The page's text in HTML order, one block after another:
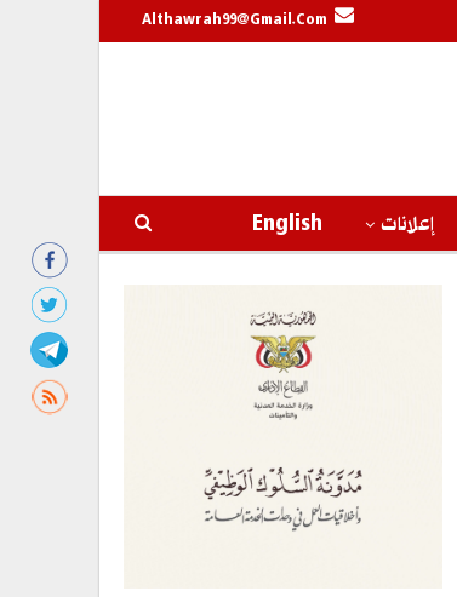
Althawrah99@gmail.com
إعلانات English